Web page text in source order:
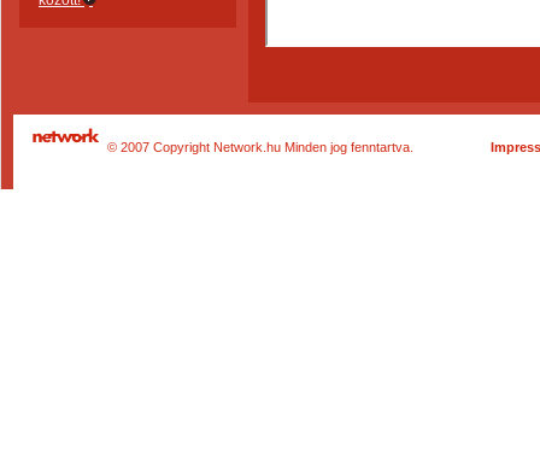
© 2007 Copyright Network.hu Minden jog fenntartva.